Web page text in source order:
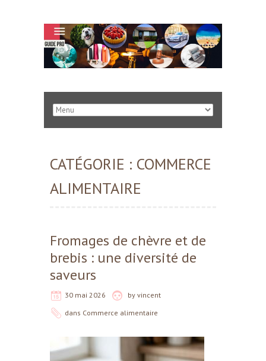
CATÉGORIE : COMMERCE
ALIMENTAIRE
Fromages de chèvre et de
brebis : une diversité de
saveurs
30 mai 2026 by vincent
dans Commerce alimentaire